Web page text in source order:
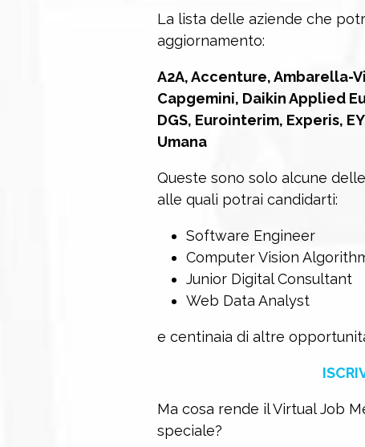
La lista delle aziende che
aggiornamento:
A2A, Accenture, Ambarella-
Capgemini, Daikin Applied
DGS, Eurointerim, Experis,
Umana
Queste sono solo alcune
alle quali potrai candidarti:
Software Engineer
Computer Vision
Junior Digital Consultant
Web Data Analyst
e centinaia di altre
Ma cosa rende il Virtual Job
speciale?